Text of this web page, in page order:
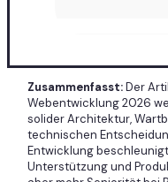
Zusammenfasst:Der
Webentwicklung 2026
solider Architektur,
technischen
Entwicklung
Unterstützung und